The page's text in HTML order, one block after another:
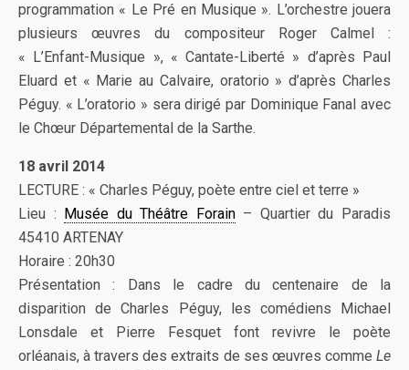
programmation « Le Pré en Musique ». L’orchestre jouera
plusieurs œuvres du compositeur Roger Calmel :
« L’Enfant-Musique », « Cantate-Liberté » d’après Paul
Eluard et « Marie au Calvaire, oratorio » d’après Charles
Péguy. « L’oratorio » sera dirigé par Dominique Fanal avec
le Chœur Départemental de la Sarthe.
18 avril 2014
LECTURE : « Charles Péguy, poète entre ciel et terre »
Lieu : Musée du Théâtre Forain– Quartier du Paradis
45410 ARTENAY
Horaire : 20h30
Présentation : Dans le cadre du centenaire de la
disparition de Charles Péguy, les comédiens Michael
Lonsdale et Pierre Fesquet font revivre le poète
orléanais, à travers des extraits de ses œuvres comme Le